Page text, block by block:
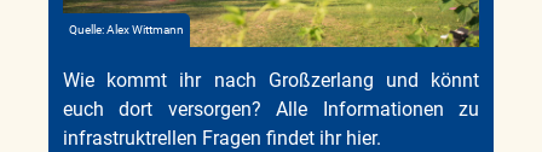
Quelle: Alex Wittmann
Wie kommt ihr nach Großzerlang und könnt
euch dort versorgen? Alle Informationen zu
infrastruktrellen Fragen findet ihr hier.